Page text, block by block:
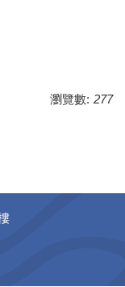
瀏覽數: 277